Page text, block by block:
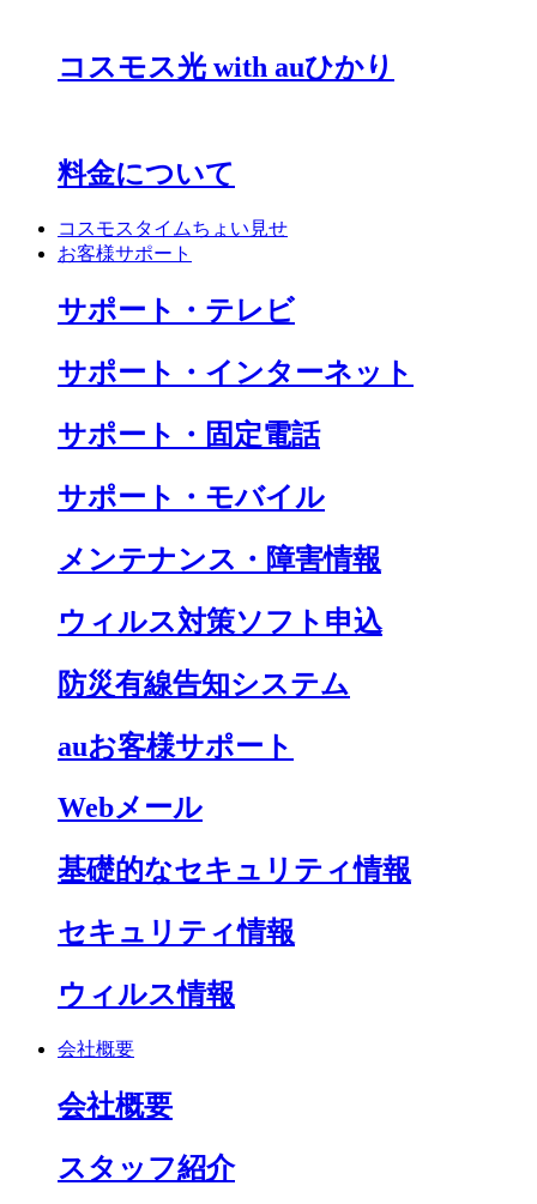
コスモス光 with auひかり
料金について
コスモスタイムちょい見せ
お客様サポート
サポート・テレビ
サポート・インターネット
サポート・固定電話
サポート・モバイル
メンテナンス・障害情報
ウィルス対策ソフト申込
防災有線告知システム
auお客様サポート
Webメール
基礎的なセキュリティ情報
セキュリティ情報
ウィルス情報
会社概要
会社概要
スタッフ紹介